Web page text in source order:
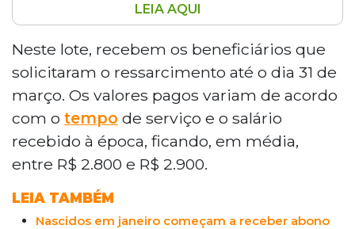
A Caixa Econômica Federal liberou o
segundo lote de pagamentos das cotas
do fundo PIS/Pasep para trabalhadores
valores, entre R$ 2.800 e R$ 2.900, são
destinados a quem solicitou o
ressarcimento até 31 de março. O pedido
pode ser feito pelo aplicativo FGTS ou em
têm direito mediante documentação
específica.
LEIA AQUI
Neste lote, recebem os beneficiários que
solicitaram o ressarcimento até o dia 31 de
março. Os valores pagos variam de acordo
com o tempo de serviço e o salário
recebido à época, ficando, em média,
entre R$ 2.800 e R$ 2.900.
LEIA TAMBÉM
Nascidos em janeiro começam a receber abono